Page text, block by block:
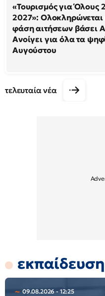
«Τουρισμός για Όλους
2027»:
φάση αιτήσεων βάσει
Ανοίγει για όλα τα
Αυγούστου
τελευταία νέα
εκπαίδευση
09.08.2026 - 12:25